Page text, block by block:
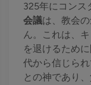
325年にコンス
会議は、教会
ん。これは、
を退けるため
代から信じら
との神であり